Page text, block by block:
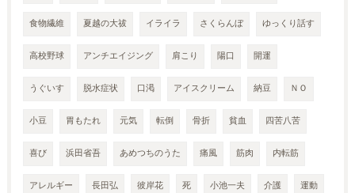
食物繊維 夏越の大祓 イライラ さくらんぼ ゆっくり話す
高校野球 アンチエイジング 肩こり 陽口 開運
うぐいす 脱水症状 口渇 アイスクリーム 納豆 ＮＯ
小豆 胃もたれ 元気 転倒 骨折 貧血 四苦八苦
喜び 浜田省吾 あめつちのうた 痛風 筋肉 内転筋
アレルギー 長田弘 彼岸花 死 小池一夫 介護 運動